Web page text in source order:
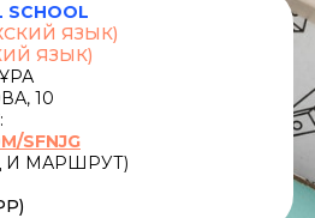
SCHOOL
ЯЗЫК)
ЯЗЫК)
10
SFNJG
И МАРШРУТ)